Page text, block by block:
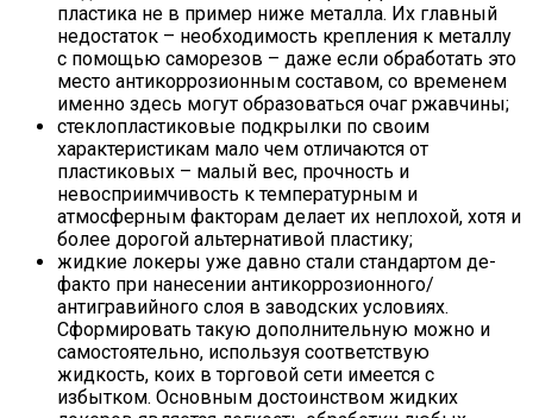
пластика не в пример ниже металла. Их главный
недостаток – необходимость крепления к металлу
с помощью саморезов – даже если обработать это
место антикоррозионным составом, со временем
именно здесь могут образоваться очаг ржавчины;
стеклопластиковые подкрылки по своим
характеристикам мало чем отличаются от
пластиковых – малый вес, прочность и
невосприимчивость к температурным и
атмосферным факторам делает их неплохой, хотя и
более дорогой альтернативой пластику;
жидкие локеры уже давно стали стандартом де-
факто при нанесении антикоррозионного/
антигравийного слоя в заводских условиях.
Сформировать такую дополнительную можно и
самостоятельно, используя соответствую
жидкость, коих в торговой сети имеется с
избытком. Основным достоинством жидких